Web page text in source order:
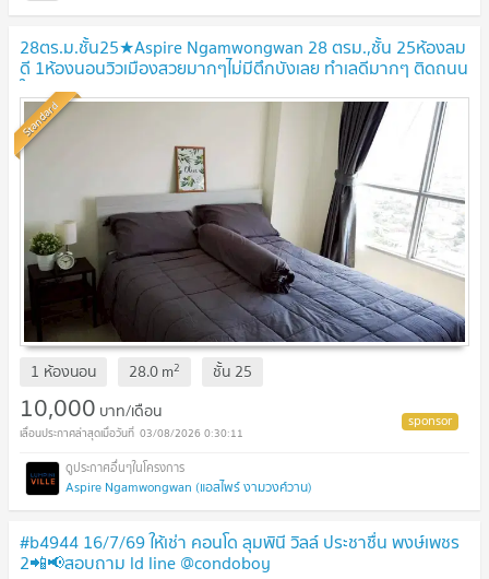
28ตร.ม.ชั้น25★Aspire Ngamwongwan 28 ตรม.,ชั้น 25ห้องลม
ดี 1ห้องนอนวิวเมืองสวยมากๆไม่มีตึกบังเลย ทำเลดีมากๆ ติดถนน
ใหญ่
Standard
1 ห้องนอน 28.0m2 ชั้น 25
10,000 บาท/เดือน
03/08/2026 0:30:11
Aspire Ngamwongwan (แอสไพร์ งามวงศ์วาน)
#b4944 16/7/69 ให้เช่า คอนโด ลุมพินี วิลล์ ประชาชื่น พงษ์เพชร
2📲📢สอบถาม ld line @condoboy